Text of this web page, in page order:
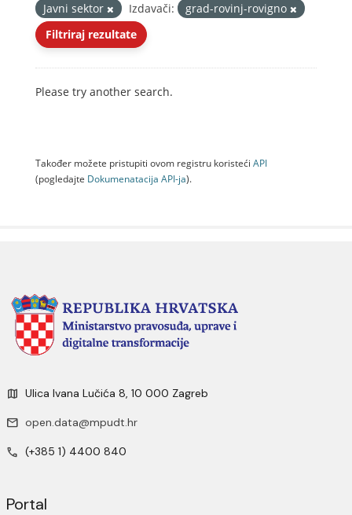
Javni sektor
Izdavači:
grad-rovinj-rovigno
Filtriraj rezultate
Please try another search.
Također možete pristupiti ovom registru koristeći API
(pogledajte Dokumenаtаcijа API-jа).